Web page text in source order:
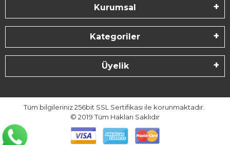
Kurumsal
Kategoriler
Üyelik
Tüm bilgileriniz 256bit SSL Sertifikası ile korunmaktadır.
© 2019Tüm Hakları Saklıdır